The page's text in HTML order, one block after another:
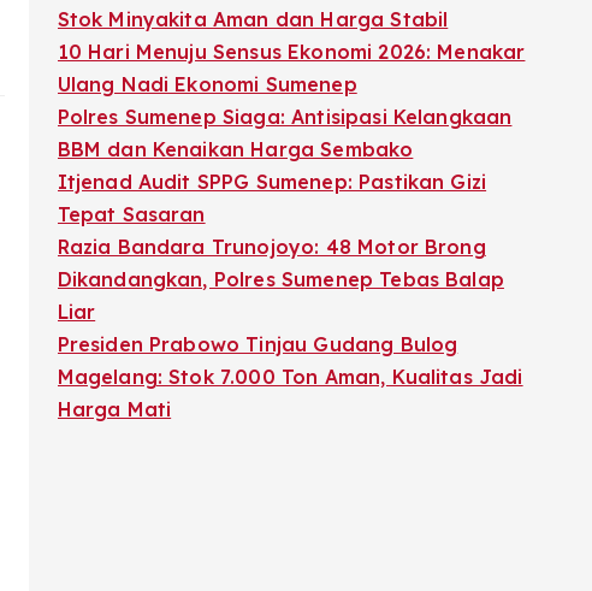
Stok Minyakita Aman dan Harga Stabil
10 Hari Menuju Sensus Ekonomi 2026: Menakar
Ulang Nadi Ekonomi Sumenep
Polres Sumenep Siaga: Antisipasi Kelangkaan
BBM dan Kenaikan Harga Sembako
Itjenad Audit SPPG Sumenep: Pastikan Gizi
Tepat Sasaran
Razia Bandara Trunojoyo: 48 Motor Brong
Dikandangkan, Polres Sumenep Tebas Balap
Liar
Presiden Prabowo Tinjau Gudang Bulog
Magelang: Stok 7.000 Ton Aman, Kualitas Jadi
Harga Mati